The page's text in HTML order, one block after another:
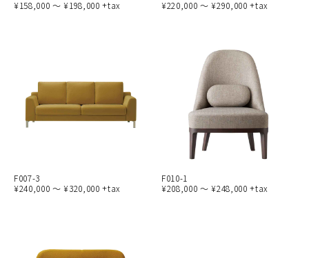
¥158,000 ～ ¥198,000 +tax
¥220,000 ～ ¥290,000 +tax
F007-3
¥240,000 ～ ¥320,000 +tax
F010-1
¥208,000 ～ ¥248,000 +tax